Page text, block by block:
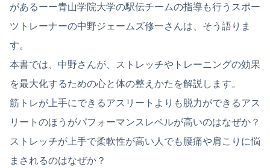
があるーー青山学院大学の駅伝チームの指導も行うスポー
ツトレーナーの中野ジェームズ修一さんは、そう語りま
す。
本書では、中野さんが、ストレッチやトレーニングの効果
を最大化するための心と体の整えかたを解説します。
筋トレが上手にできるアスリートよりも脱力ができるアス
リートのほうがパフォーマンスレベルが高いのはなぜか？
ストレッチが上手で柔軟性が高い人でも腰痛や肩こりに悩
まされるのはなぜか？